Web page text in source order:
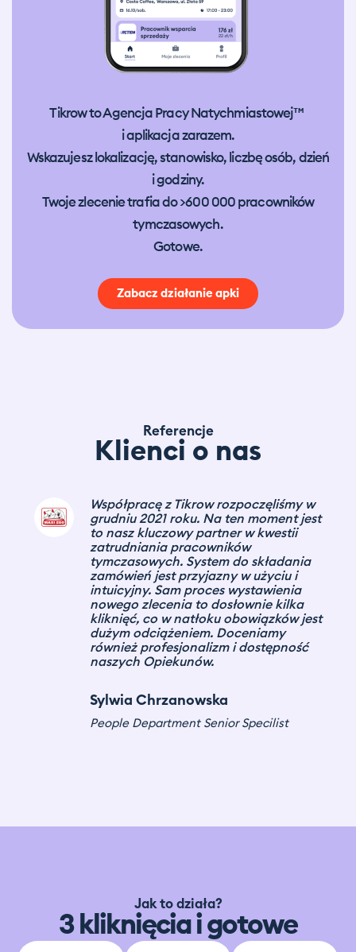
Tikrow to Agencja Pracy Natychmiastowej™
i aplikacja zarazem.
Wskazujesz lokalizację, stanowisko, liczbę osób, dzień
i godziny.
Twoje zlecenie trafia do >600 000 pracowników
tymczasowych.
Gotowe.
Zabacz działanie apki
Referencje
Klienci o nas
Tikrow wyróżnia się bieżącym
reagowaniem na potrzeby klienta w
sytuacjach niestandardowych. To
doskonałe narzędzie dla firm, które
mają luki personalne sezonowe i nie
tylko (akcje handlowe, promocje
lokalne). Współpracę polecam
wszystkim firmom, które dotychczas
zajmowały się zamawianiem
personelu tymczasowego
telefonicznie bądź mailowo i nie chcą
już tworzyć dodatkowych
Dotychczasowa współpraca
przebiega pomyślenie.
Jak to działa?
3 kliknięcia i gotowe